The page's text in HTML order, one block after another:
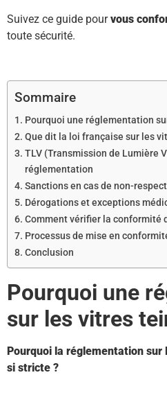
Suivez ce guide pourvous
toute sécurité.
Sommaire
Pourquoi une réglementation
Que dit la loi française sur les
TLV (Transmission de Lumière
réglementation
Sanctions en cas de non-
Dérogations et exceptions
Comment vérifier la conformité
Processus de mise en
Conclusion
Pourquoi une
sur les vitres
Pourquoi la réglementation
si stricte ?